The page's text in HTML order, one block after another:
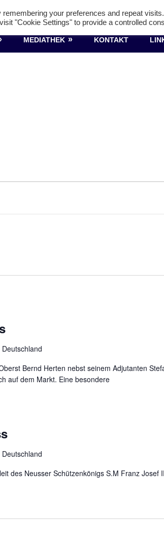
1923
MEDIATHEK KONTAKT
Bernd Herten nebst seinem Adjutanten
auf dem Markt. Eine besondere
des Neusser Schützenkönigs S.M Franz Josef
your preferences and repeat
"Cookie Settings" to provide a controlled